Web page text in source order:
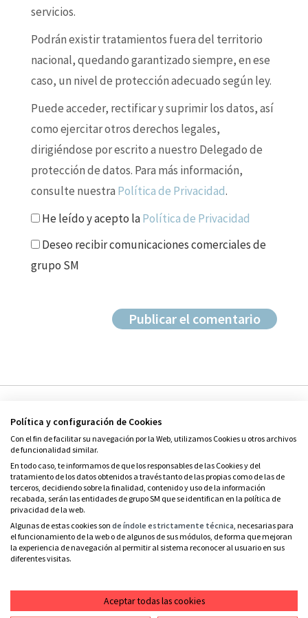
servicios.
Podrán existir tratamientos fuera del territorio
nacional, quedando garantizado siempre, en ese
caso, un nivel de protección adecuado según ley.
Puede acceder, rectificar y suprimir los datos, así
como ejercitar otros derechos legales,
dirigiéndose por escrito a nuestro Delegado de
protección de datos. Para más información,
consulte nuestra Política de Privacidad.
He leído y acepto laPolítica de Privacidad
Deseo recibir comunicaciones comerciales de
grupo SM
© Grupo SM
Condiciones de uso
Política de privacidad
Política de cookies
Política y configuración de Cookies
Con el fin de facilitar su navegación por la Web, utilizamos Cookies u otros archivos
de funcionalidad similar.
En todo caso, te informamos de que los responsables de las Cookies y del
tratamiento de los datos obtenidos a través tanto de las propias como de las de
terceros, decidiendo sobre la finalidad, contenido y uso de la información
recabada, serán las entidades de grupo SM que se identifican en la política de
privacidad de la web.
Algunas de estas cookies son de índole estrictamente técnica, necesarias para
el funcionamiento de la web o de algunos de sus módulos, de forma que mejoran
la experiencia de navegación al permitir al sistema reconocer al usuario en sus
diferentes visitas.
Aceptar todas las cookies